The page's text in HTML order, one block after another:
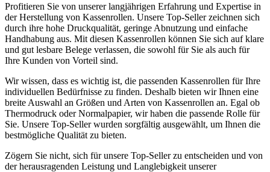
Profitieren Sie von unserer langjährigen Erfahrung und Expertise in
der Herstellung von Kassenrollen. Unsere Top-Seller zeichnen sich
durch ihre hohe Druckqualität, geringe Abnutzung und einfache
Handhabung aus. Mit diesen Kassenrollen können Sie sich auf klare
und gut lesbare Belege verlassen, die sowohl für Sie als auch für
Ihre Kunden von Vorteil sind.
Wir wissen, dass es wichtig ist, die passenden Kassenrollen für Ihre
individuellen Bedürfnisse zu finden. Deshalb bieten wir Ihnen eine
breite Auswahl an Größen und Arten von Kassenrollen an. Egal ob
Thermodruck oder Normalpapier, wir haben die passende Rolle für
Sie. Unsere Top-Seller wurden sorgfältig ausgewählt, um Ihnen die
bestmögliche Qualität zu bieten.
Zögern Sie nicht, sich für unsere Top-Seller zu entscheiden und von
der herausragenden Leistung und Langlebigkeit unserer